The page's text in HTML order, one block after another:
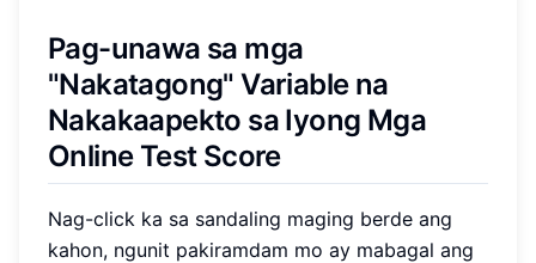
Pag-unawa sa mga
"Nakatagong" Variable na
Nakakaapekto sa Iyong Mga
Online Test Score
Nag-click ka sa sandaling maging berde ang
kahon, ngunit pakiramdam mo ay mabagal ang